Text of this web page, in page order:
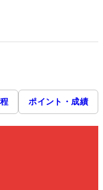
ポイント・成績